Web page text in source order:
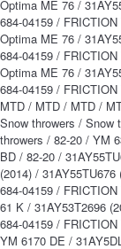
Optima ME 76 /
684-04159 /
Optima ME 76 /
684-04159 /
Optima ME 76 /
684-04159 /
MTD / MTD / MTD /
Snow throwers / Snow
throwers / 82-20 / YM
BD / 82-20 /
(2014) /
684-04159 /
61 K / 31AY53T2696
684-04159 /
YM 6170 DE /